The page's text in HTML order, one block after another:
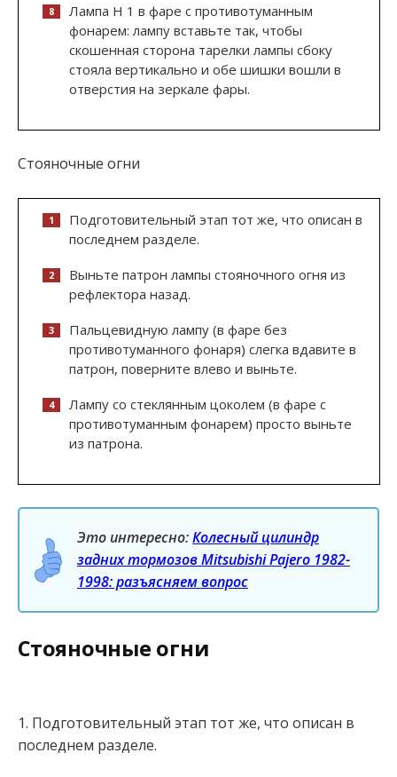
Лампа Н 1 в фаре с противотуманным
фонарем: лампу вставьте так, чтобы
скошенная сторона тарелки лампы сбоку
стояла вертикально и обе шишки вошли в
отверстия на зеркале фары.
Стояночные огни
Подготовительный этап тот же, что описан в
последнем разделе.
Выньте патрон лампы стояночного огня из
рефлектора назад.
Пальцевидную лампу (в фаре без
противотуманного фонаря) слегка вдавите в
патрон, поверните влево и выньте.
Лампу со стеклянным цоколем (в фаре с
противотуманным фонарем) просто выньте
из патрона.
Это интересно:Колесный цилиндр
задних тормозов Mitsubishi Pajero 1982-
1998: разъясняем вопрос
Стояночные огни
1. Подготовительный этап тот же, что описан в
последнем разделе.